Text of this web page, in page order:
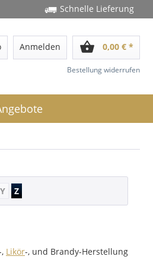
Schnelle Lieferung
Anmelden shopping_basket 0,00 € *
Bestellung widerrufen
Y Z
Likör-, und Brandy-Herstellung